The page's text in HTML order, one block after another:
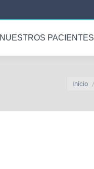
NUESTROS PACIENTES
Inicio